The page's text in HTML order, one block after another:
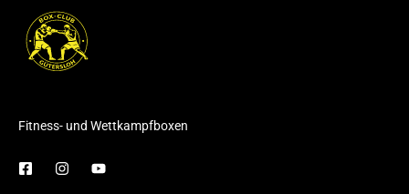
Fitness- und Wettkampfboxen